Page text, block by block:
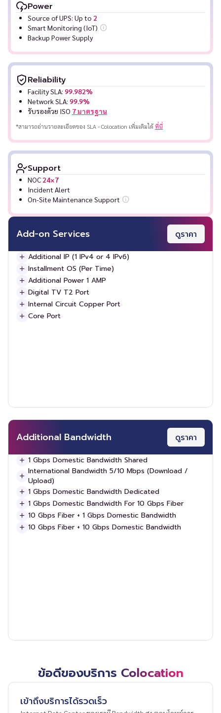
Power
Source of UPS: Up to 2
Smart Monitoring (IoT)
Backup Power Supply
Reliability
Facility SLA: 99.982%
Network SLA: 99.9%
รับรองด้วย ISO 7มาตรฐาน
*สามารถอ่านรายละเอียดของ SLA - Colocation เพิ่มเติมได้ที่นี่
Support
NOC 24×7
Incident Alert
On-Site Maintenance Support
Add-on Services ดูราคา
Additional IP (1 IPv4 or 4 IPv6)
Installment OS (Per Time)
Additional Power 1 AMP
Digital TV T2 Port
Internal Circuit Copper Port
Core Port
Additional Bandwidth ดูราคา
1 Gbps Domestic Bandwidth Shared
International Bandwidth 5/10 Mbps (Download /
Upload)
1 Gbps Domestic Bandwidth Dedicated
1 Gbps Domestic Bandwidth For 10 Gbps Fiber
10 Gbps Fiber + 1 Gbps Domestic Bandwidth
10 Gbps Fiber + 10 Gbps Domestic Bandwidth
ข้อดีของบริการ Colocation
เข้าถึงบริการได้รวดเร็ว